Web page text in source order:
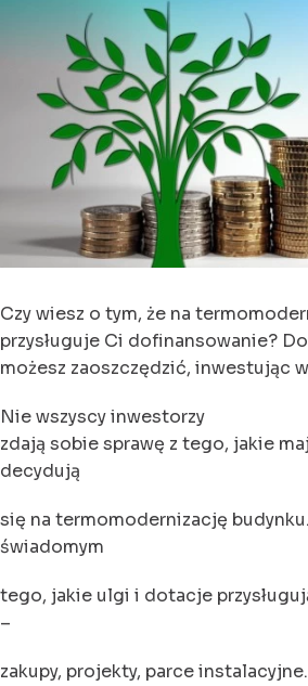
Czy wiesz o tym, że na
przysługuje Ci dofinansowanie?
możesz zaoszczędzić, inwestując
Nie wszyscy inwestorzy
zdają sobie sprawę z tego, jakie
decydują
się na termomodernizację
świadomym
tego, jakie ulgi i dotacje
–
zakupy, projekty, parce